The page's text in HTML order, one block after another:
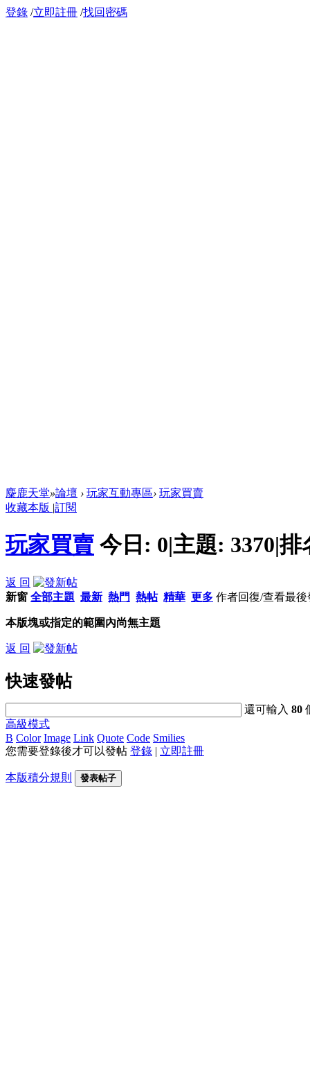
登錄 /立即註冊 /找回密碼
麋鹿天堂»論壇 › 玩家互動專區› 玩家買賣
收藏本版 |訂閱
玩家買賣 今日: 0|主題: 3370|排
返 回
新窗 全部主題 最新 熱門 熱帖 精華 更多 作者回復/查看最後
本版塊或指定的範圍內尚無主題
返 回
快速發帖
還可輸入80
高級模式
B Color Image Link Quote Code Smilies
您需要登錄後才可以發帖 登錄 | 立即註冊
本版積分規則 發表帖子